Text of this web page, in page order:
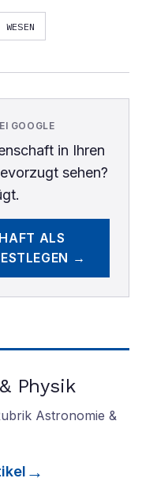
WESEN
GOOGLE
in Ihren
sehen?
ALS
→
Physik
Astronomie &